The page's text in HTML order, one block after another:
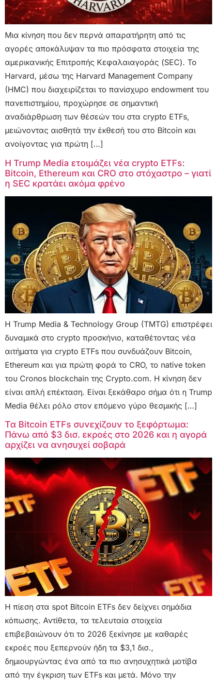
Μια κίνηση που δεν περνά απαρατήρητη από τις
αγορές αποκάλυψαν τα πιο πρόσφατα στοιχεία της
αμερικανικής Επιτροπής Κεφαλαιαγοράς (SEC). Το
Harvard, μέσω της Harvard Management Company
(HMC) που διαχειρίζεται το πανίσχυρο endowment του
πανεπιστημίου, προχώρησε σε σημαντική
αναδιάρθρωση των θέσεών του στα crypto ETFs,
μειώνοντας αισθητά την έκθεσή του στο Bitcoin και
ανοίγοντας για πρώτη […]
Η Trump Media ετοιμάζει νέα crypto ETFs:
Bitcoin, Ethereum και CRO στο στόχαστρο – γιατί
η SEC κρατάει ακόμα φρένο
Η Trump Media & Technology Group (TMTG) επιστρέφει
δυναμικά στο crypto προσκήνιο, καταθέτοντας νέα
αιτήματα για crypto ETFs που συνδυάζουν Bitcoin,
Ethereum και για πρώτη φορά το CRO, το native token
του Cronos blockchain της Crypto.com. Η κίνηση δεν
είναι απλή επέκταση. Είναι ξεκάθαρο σήμα ότι η Trump
Media θέλει ρόλο στον επόμενο γύρο θεσμικής […]
Τα Bitcoin ETFs συνεχίζουν το ξεφόρτωμα:
Πάνω από $3 δισ. εκροές στο 2026 και η αγορά
αρχίζει να ανησυχεί σοβαρά
Η πίεση στα spot Bitcoin ETFs δεν δείχνει σημάδια
κόπωσης. Αντίθετα, τα τελευταία στοιχεία
επιβεβαιώνουν ότι το 2026 ξεκίνησε με καθαρές
εκροές που ξεπερνούν ήδη τα $3,1 δισ.,
δημιουργώντας ένα από τα πιο ανησυχητικά μοτίβα
από την έγκριση των ETFs και μετά. Μόνο την